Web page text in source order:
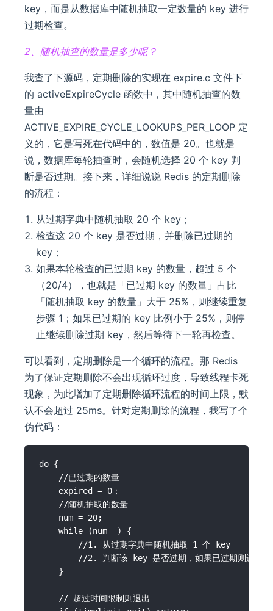
key，而是从数据库中随机抽取一定数量的 key 进行
过期检查。
2、随机抽查的数量是多少呢？
我查了下源码，定期删除的实现在 expire.c 文件下
的 activeExpireCycle 函数中，其中随机抽查的数
量由
ACTIVE_EXPIRE_CYCLE_LOOKUPS_PER_LOOP 定
义的，它是写死在代码中的，数值是 20。也就是
说，数据库每轮抽查时，会随机选择 20 个 key 判
断是否过期。接下来，详细说说 Redis 的定期删除
的流程：
从过期字典中随机抽取 20 个 key；
检查这 20 个 key 是否过期，并删除已过期的
key；
如果本轮检查的已过期 key 的数量，超过 5 个
（20/4），也就是「已过期 key 的数量」占比
「随机抽取 key 的数量」大于 25%，则继续重复
步骤 1；如果已过期的 key 比例小于 25%，则停
止继续删除过期 key，然后等待下一轮再检查。
可以看到，定期删除是一个循环的流程。那 Redis
为了保证定期删除不会出现循环过度，导致线程卡死
现象，为此增加了定期删除循环流程的时间上限，默
认不会超过 25ms。针对定期删除的流程，我写了个
伪代码：
do {
    //已过期的数量
    expired = 0；
    //随机抽取的数量
    num = 20;
    while (num--) {
        //1. 从过期字典中随机抽取 1 个 key
//2. 判断该 key 是否过期，如果已过期则进行
    }
    // 超过时间限制则退出